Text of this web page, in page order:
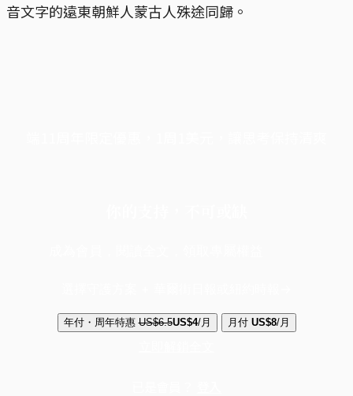
音文字的遠東朝鮮人蒙古人殊途同歸。
年付・周年特惠 US$6.5US$4/月 月付 US$8/月